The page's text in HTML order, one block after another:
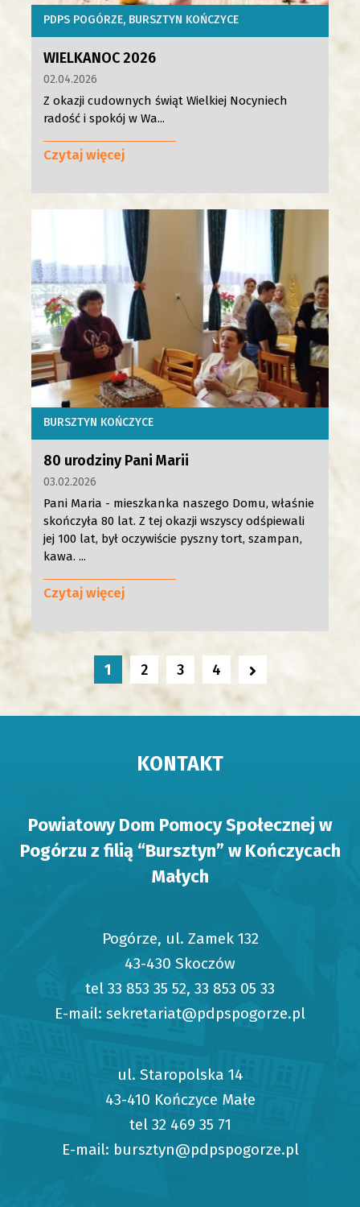
PDPS POGÓRZE BURSZTYN KOŃCZYCE
WIELKANOC 2026
02.04.2026
Z okazji cudownych świąt Wielkiej Nocyniech
radość i spokój w Wa...
Czytaj więcej
BURSZTYN KOŃCZYCE
80 urodziny Pani Marii
03.02.2026
Pani Maria - mieszkanka naszego Domu, właśnie
skończyła 80 lat. Z tej okazji wszyscy odśpiewali
jej 100 lat, był oczywiście pyszny tort, szampan,
kawa. ...
Czytaj więcej
Bieżąca
strona
1
PRZEJDŹ
DO
STRONY
NUMER
2
DO
STRONY
NUMER
3
DO
STRONY
4
STRONA
KONTAKT
Powiatowy Dom Pomocy Społecznej w
Pogórzu z filią “Bursztyn” w Kończycach
Małych
Pogórze, ul. Zamek 132
43-430 Skoczów
tel 33 853 35 52, 33 853 05 33
E-mail: sekretariat@pdpspogorze.pl
ul. Staropolska 14
43-410 Kończyce Małe
tel 32 469 35 71
E-mail: bursztyn@pdpspogorze.pl